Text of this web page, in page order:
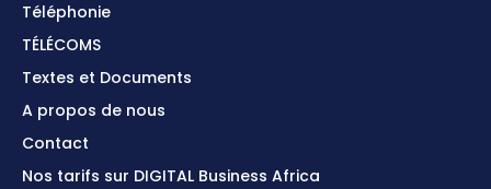
Téléphonie
TÉLÉCOMS
Textes et Documents
A propos de nous
Contact
Nos tarifs sur DIGITAL Business Africa